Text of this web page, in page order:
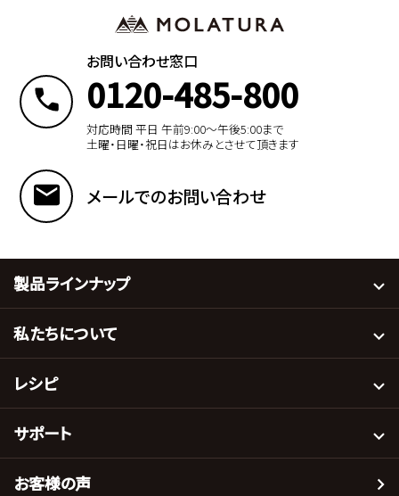
お問い合わせ窓口
0120-485-800
対応時間 平日 午前9:00〜午後5:00まで
土曜・日曜・祝日はお休みとさせて頂きます
メールでのお問い合わせ
製品ラインナップ
私たちについて
レシピ
サポート
お客様の声